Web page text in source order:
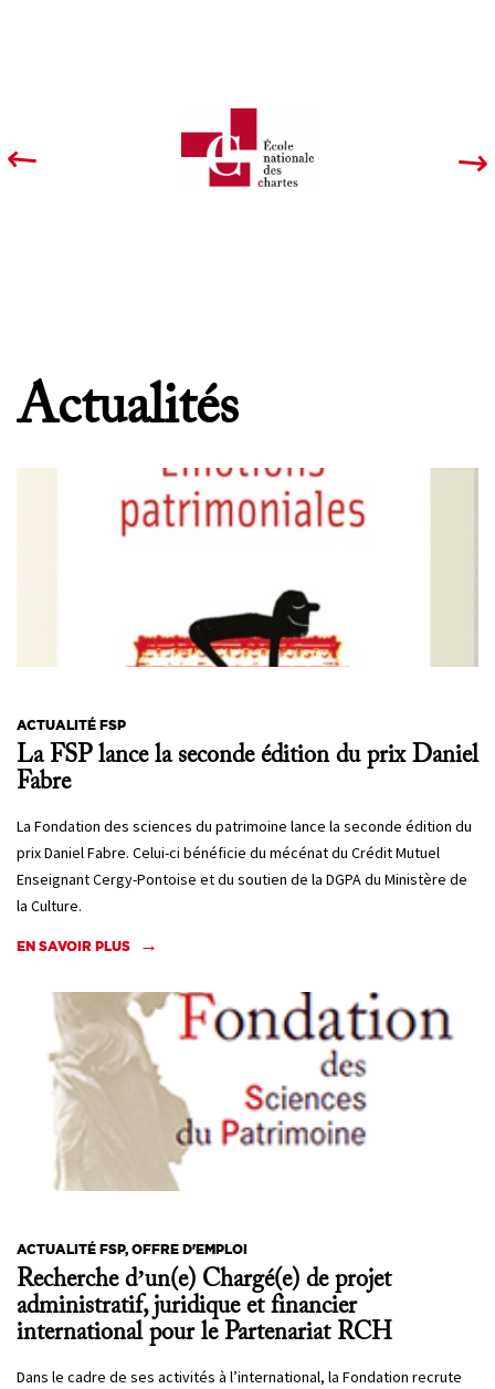
Actualités
ACTUALITÉ FSP
La FSP lance la seconde édition du prix Daniel
Fabre
La Fondation des sciences du patrimoine lance la seconde édition du
prix Daniel Fabre. Celui-ci bénéficie du mécénat du Crédit Mutuel
Enseignant Cergy-Pontoise et du soutien de la DGPA du Ministère de
la Culture.
EN SAVOIR PLUS
ACTUALITÉ FSP, OFFRE D'EMPLOI
Recherche d’un(e) Chargé(e) de projet
administratif, juridique et financier
international pour le Partenariat RCH
Dans le cadre de ses activités à l’international, la Fondation recrute